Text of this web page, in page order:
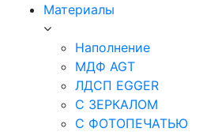
Материалы
Наполнение
МДФ AGT
ЛДСП EGGER
С ЗЕРКАЛОМ
С ФОТОПЕЧАТЬЮ